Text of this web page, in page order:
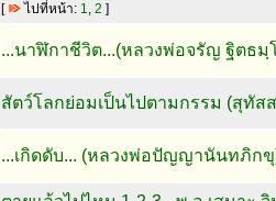
[ ไปที่หน้า: 1, 2 ]
...นาฬิกาชีวิต...(หลวงพ่อจรัญ ฐิตธมฺ
สัตว์โลกย่อมเป็นไปตามกรรม (สุทัส
...เกิดดับ... (หลวงพ่อปัญญานันทภิก